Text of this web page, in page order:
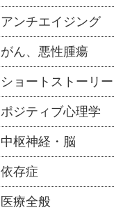
アンチエイジング
がん、悪性腫瘍
ショートストーリー
ポジティブ心理学
中枢神経・脳
依存症
医療全般